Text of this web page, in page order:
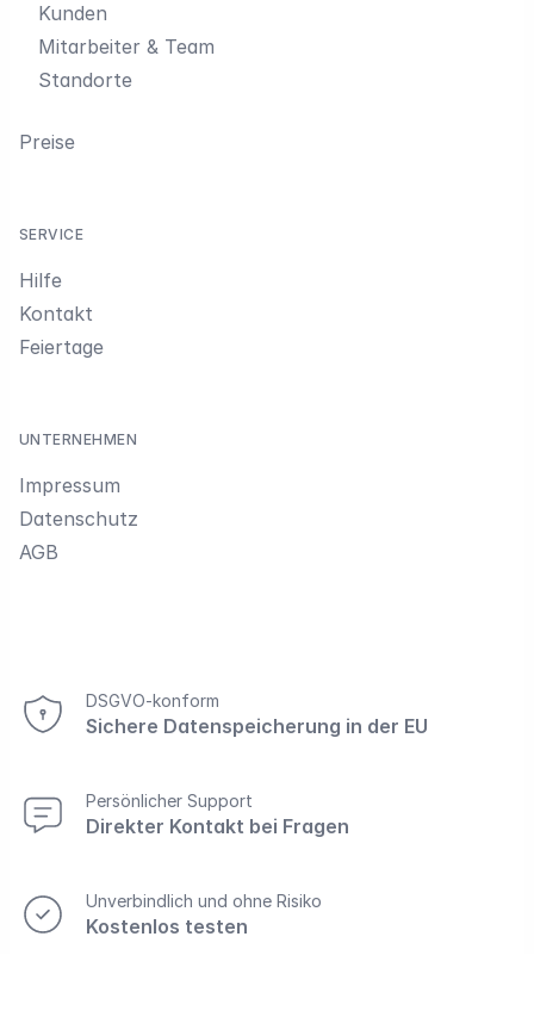
Kunden
Mitarbeiter & Team
Standorte
Preise
SERVICE
Hilfe
Kontakt
Feiertage
UNTERNEHMEN
Impressum
Datenschutz
AGB
DSGVO-konform
Sichere Datenspeicherung in der EU
Persönlicher Support
Direkter Kontakt bei Fragen
Unverbindlich und ohne Risiko
Kostenlos testen